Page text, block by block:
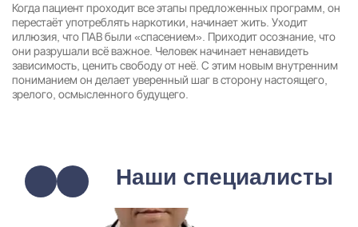
Когда пациент проходит все этапы предложенных программ, он
перестаёт употреблять наркотики, начинает жить. Уходит
иллюзия, что ПАВ были «спасением». Приходит осознание, что
они разрушали всё важное. Человек начинает ненавидеть
зависимость, ценить свободу от неё. С этим новым внутренним
пониманием он делает уверенный шаг в сторону настоящего,
зрелого, осмысленного будущего.
Наши специалисты